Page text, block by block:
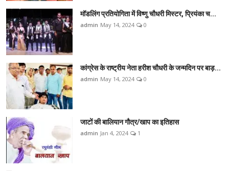
मॉडलिंग प्रतियोगिता में विष्णु चौधरी मिस्टर, प्रियंका च...
admin May 14, 2024 0
कांग्रेस के राष्ट्रीय नेता हरीश चौधरी के जन्मदिन पर बाड़...
admin May 14, 2024 0
जाटों की बालियान गौत्र/खाप का इतिहास
admin Jan 4, 2024 1